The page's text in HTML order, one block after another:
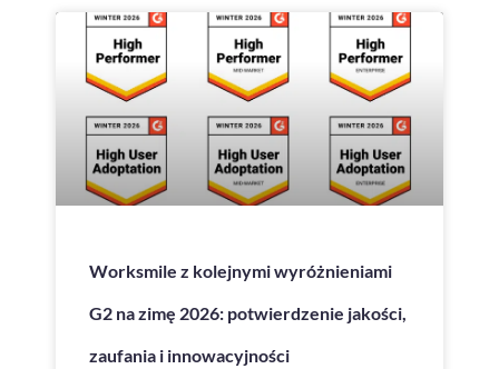
Worksmile z kolejnymi wyróżnieniami
G2 na zimę 2026: potwierdzenie jakości,
zaufania i innowacyjności